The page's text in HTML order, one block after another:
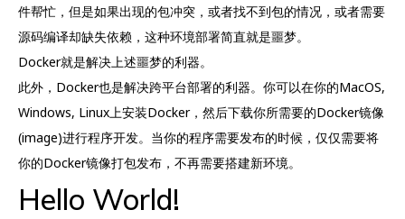
件帮忙，但是如果出现的包冲突，或者找不到包的情况，或者需要
源码编译却缺失依赖，这种环境部署简直就是噩梦。
Docker就是解决上述噩梦的利器。
此外，Docker也是解决跨平台部署的利器。你可以在你的MacOS,
Windows, Linux上安装Docker，然后下载你所需要的Docker镜像
(image)进行程序开发。当你的程序需要发布的时候，仅仅需要将
你的Docker镜像打包发布，不再需要搭建新环境。
Hello World!